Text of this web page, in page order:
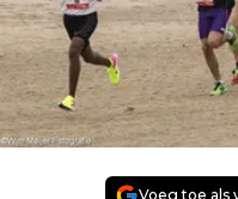
Voeg toe als